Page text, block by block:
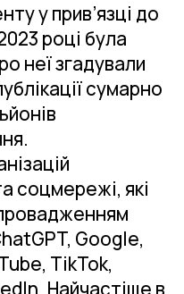
у прив’язці до
році була
неї згадували
сумарно
соцмережі, які
Google,
TikTok,
Найчастіше в